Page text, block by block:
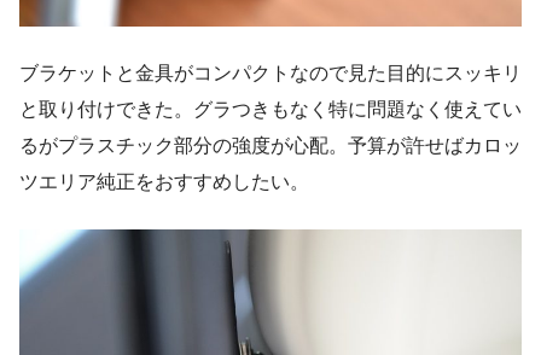
ブラケットと金具がコンパクトなので見た目的にスッキリ
と取り付けできた。グラつきもなく特に問題なく使えてい
るがプラスチック部分の強度が心配。予算が許せばカロッ
ツエリア純正をおすすめしたい。